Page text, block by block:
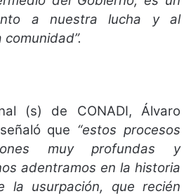
a nuestra lucha y al
(s) de CONADI, Álvaro
que “estos procesos
muy profundas y
adentramos en la historia
la usurpación, que recién